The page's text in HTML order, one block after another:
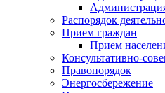
Распорядок
Прием граждан
Прием
Консультативно-
Правопорядок
Энергосбережение